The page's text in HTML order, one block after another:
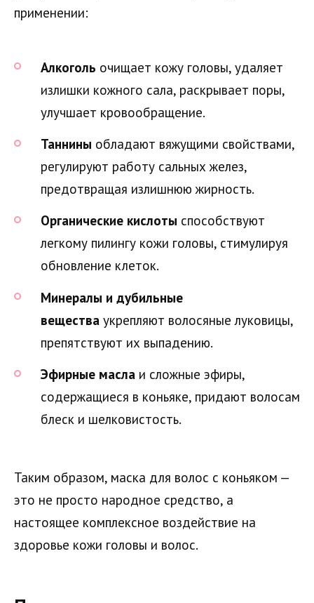
применении:
Алкоголь очищает кожу головы, удаляет
излишки кожного сала, раскрывает поры,
улучшает кровообращение.
Таннины обладают вяжущими свойствами,
регулируют работу сальных желез,
предотвращая излишнюю жирность.
Органические кислоты способствуют
легкому пилингу кожи головы, стимулируя
обновление клеток.
Минералы и дубильные
вещества укрепляют волосяные луковицы,
препятствуют их выпадению.
Эфирные масла и сложные эфиры,
содержащиеся в коньяке, придают волосам
блеск и шелковистость.
Таким образом, маска для волос с коньяком —
это не просто народное средство, а
настоящее комплексное воздействие на
здоровье кожи головы и волос.